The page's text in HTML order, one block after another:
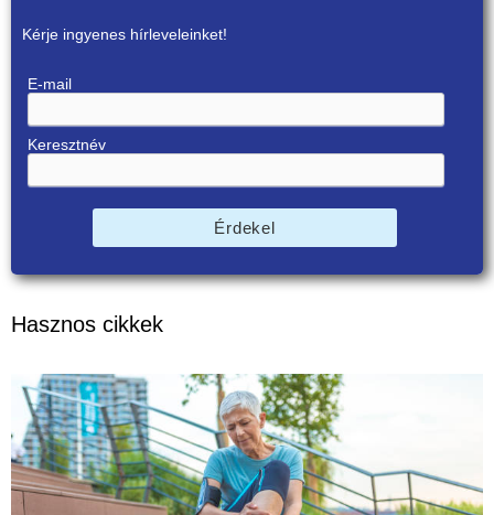
Kérje ingyenes hírleveleinket!
E-mail
Keresztnév
Érdekel
Hasznos cikkek